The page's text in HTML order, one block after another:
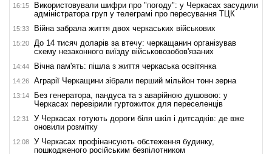
16:15
Використовували шифри про "погоду": у Черкасах засудили
адміністратора груп у телеграмі про пересування ТЦК
15:33 Війна забрала життя двох черкаських військових
15:20
До 14 тисяч доларів за втечу: черкащанин організував
схему незаконного виїзду військовозобов'язаних
14:44 Вічна пам'ять: пішла з життя черкаська освітянка
14:26 Аграрії Черкащини зібрали перший мільйон тонн зерна
13:14
Без генератора, пандуса та з аварійною душовою: у
Черкасах перевірили гуртожиток для переселенців
12:31
У Черкасах готують дороги біля шкіл і дитсадків: де вже
оновили розмітку
12:08
У Черкасах профінансують обстеження будинку,
пошкодженого російським безпілотником